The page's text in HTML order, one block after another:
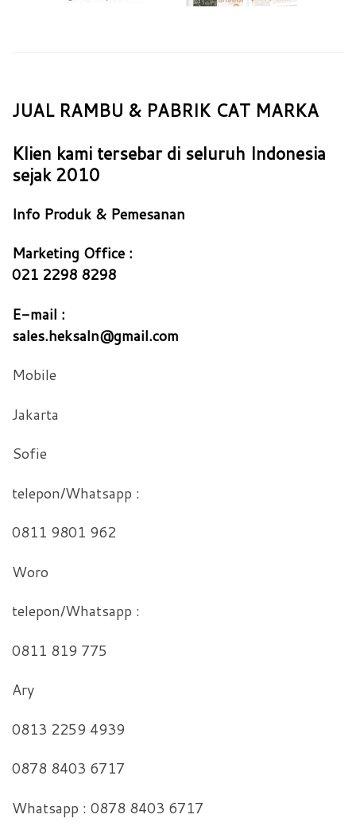
JUAL RAMBU & PABRIK CAT MARKA
Klien kami tersebar di seluruh Indonesia
sejak 2010
Info Produk & Pemesanan
Marketing Office :
021 2298 8298
E-mail :
sales.heksaln@gmail.com
Mobile
Jakarta
Sofie
telepon/Whatsapp :
0811 9801 962
Woro
telepon/Whatsapp :
0811 819 775
Ary
0813 2259 4939
0878 8403 6717
Whatsapp : 0878 8403 6717